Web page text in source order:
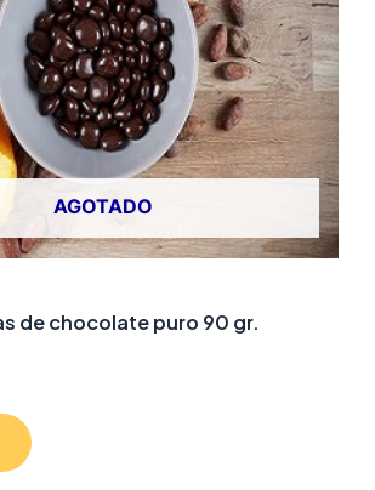
AGOTADO
de chocolate puro 90 gr.